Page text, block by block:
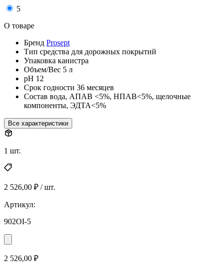
5
О товаре
Бренд Prosept
Тип средства для дорожных покрытий
Упаковка канистра
Объем/Вес 5 л
pH 12
Срок годности 36 месяцев
Состав вода, АПАВ <5%, НПАВ<5%, щелочные
компоненты, ЭДТА<5%
Все характеристики
1 шт.
2 526,00 ₽ / шт.
Артикул:
902OI-5
2 526,00 ₽